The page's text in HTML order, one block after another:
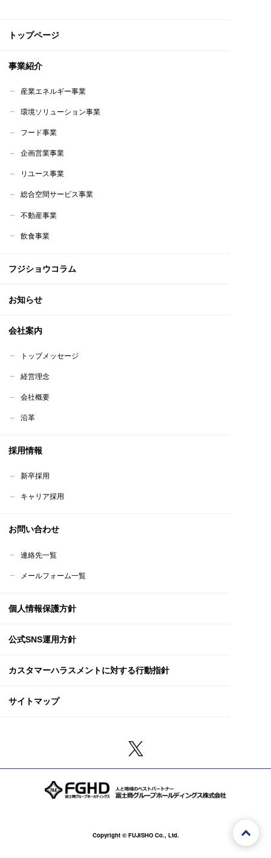
トップページ
事業紹介
産業エネルギー事業
環境ソリューション事業
フード事業
企画営業事業
リユース事業
総合空間サービス事業
不動産事業
飲食事業
フジショウコラム
お知らせ
会社案内
トップメッセージ
経営理念
会社概要
沿革
採用情報
新卒採用
キャリア採用
お問い合わせ
連絡先一覧
メールフォーム一覧
個人情報保護方針
公式SNS運用方針
カスタマーハラスメントに対する行動指針
サイトマップ
Copyright © FUJISHO Co., Ltd.